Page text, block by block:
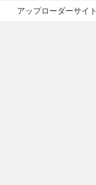
アップローダーサイト